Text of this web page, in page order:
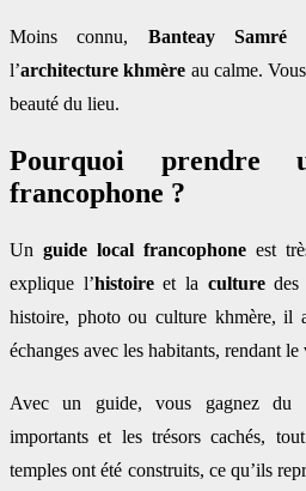
Moins connu, Banteay Samré
l’architecture khmère au calme.
beauté du lieu.
Pourquoi prendre
francophone ?
Un guide local francophoneest
explique l’histoireet la culturedes
histoire, photo ou culture khmère, il
échanges avec les habitants, rendant
Avec un guide, vous gagnez du
importants et les trésors cachés,
temples ont été construits, ce qu’ils